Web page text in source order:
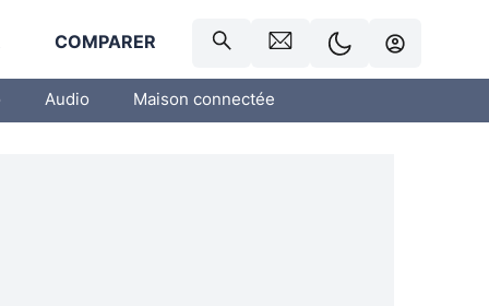
COMPARER
Audio Maison connectée